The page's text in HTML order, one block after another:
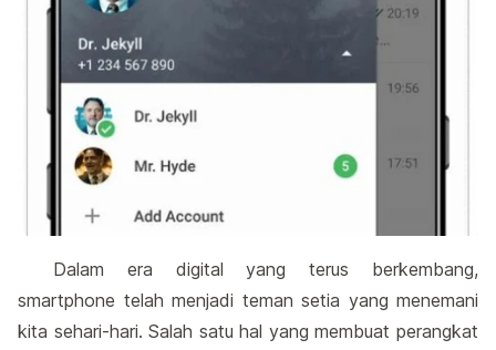
Dalam era digital yang terus berkembang,
smartphone telah menjadi teman setia yang menemani
kita sehari-hari. Salah satu hal yang membuat perangkat